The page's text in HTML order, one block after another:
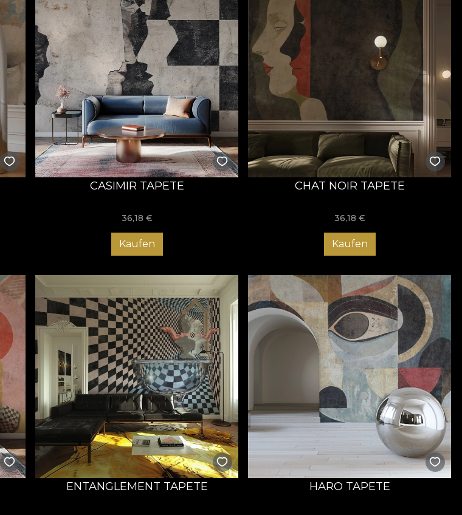
CASIMIR TAPETE
36,18 €
Kaufen
CHAT NOIR TAPETE
36,18 €
Kaufen
ENTANGLEMENT TAPETE HARO TAPETE